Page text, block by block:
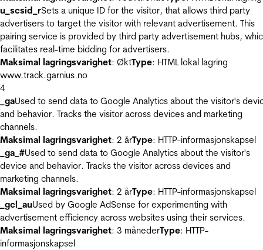
u_scsid_rSets a unique ID for the visitor, that allows third party
advertisers to target the visitor with relevant advertisement. This
pairing service is provided by third party advertisement hubs,
facilitates real-time bidding for advertisers.
Maksimal lagringsvarighet: ØktType: HTML lokal lagring
www.track.garnius.no
4
_gaUsed to send data to Google Analytics about the visitor's
and behavior. Tracks the visitor across devices and marketing
channels.
Maksimal lagringsvarighet: 2 årType: HTTP-informasjonskapsel
_ga_#Used to send data to Google Analytics about the visitor's
device and behavior. Tracks the visitor across devices and
marketing channels.
Maksimal lagringsvarighet: 2 årType: HTTP-informasjonskapsel
_gcl_auUsed by Google AdSense for experimenting with
advertisement efficiency across websites using their services.
Maksimal lagringsvarighet: 3 månederType: HTTP-
informasjonskapsel